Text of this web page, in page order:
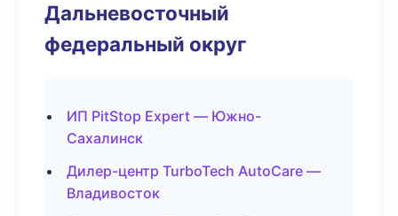
Дальневосточный
федеральный округ
ИП PitStop Expert — Южно-
Сахалинск
Дилер-центр TurboTech AutoCare —
Владивосток